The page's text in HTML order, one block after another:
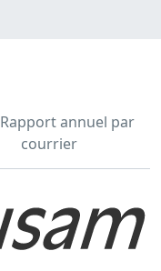
Rapport annuel par
courrier